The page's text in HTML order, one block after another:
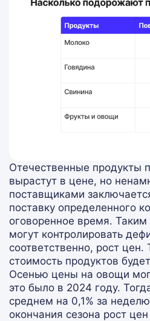
Отечественные продукты
вырастут в цене, но
поставщиками
поставку определенного
оговоренное время. Таким
могут контролировать
соответственно, рост цен.
стоимость продуктов
Осенью цены на овощи
это было в 2024 году.
среднем на 0,1% за
окончания сезона рост